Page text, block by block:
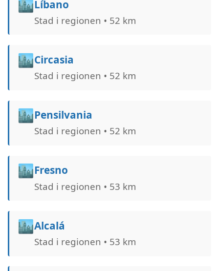
🏙️Líbano
Stad i regionen • 52 km
🏙️Circasia
Stad i regionen • 52 km
🏙️Pensilvania
Stad i regionen • 52 km
🏙️Fresno
Stad i regionen • 53 km
🏙️Alcalá
Stad i regionen • 53 km